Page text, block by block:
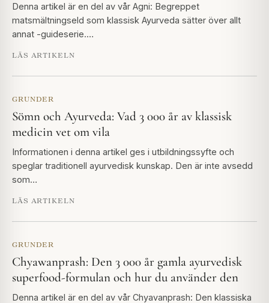
Denna artikel är en del av vår Agni: Begreppet
matsmältningseld som klassisk Ayurveda sätter över allt
annat -guideserie.…
LÄS ARTIKELN
GRUNDER
Sömn och Ayurveda: Vad 3 000 år av klassisk
medicin vet om vila
Informationen i denna artikel ges i utbildningssyfte och
speglar traditionell ayurvedisk kunskap. Den är inte avsedd
som…
LÄS ARTIKELN
GRUNDER
Chyawanprash: Den 3 000 år gamla ayurvedisk
superfood-formulan och hur du använder den
Denna artikel är en del av vår Chyavanprash: Den klassiska